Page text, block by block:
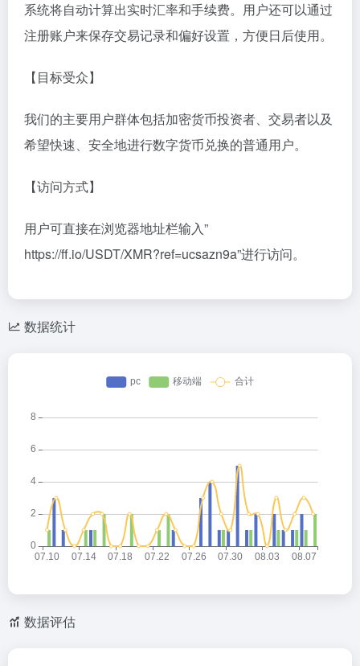
系统将自动计算出实时汇率和手续费。用户还可以通过
注册账户来保存交易记录和偏好设置，方便日后使用。
【目标受众】
我们的主要用户群体包括加密货币投资者、交易者以及
希望快速、安全地进行数字货币兑换的普通用户。
【访问方式】
用户可直接在浏览器地址栏输入”
https://ff.io/USDT/XMR?ref=ucsazn9a”进行访问。
数据统计
数据评估